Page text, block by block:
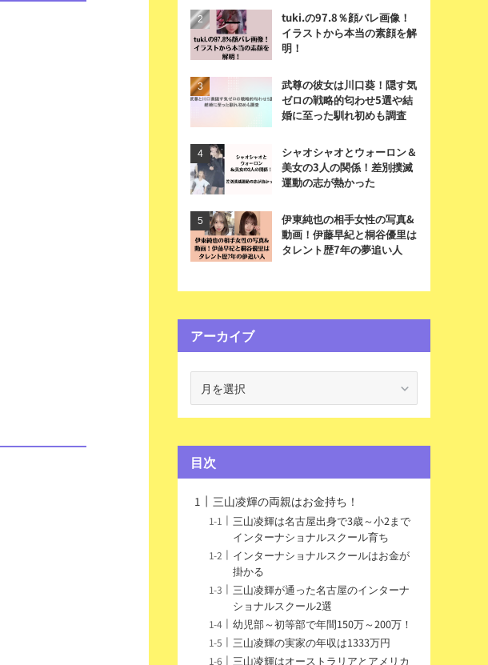
tuki.の97.8％顔バレ画像！
イラストから本当の素顔を解
明！
武尊の彼女は川口葵！隠す気
ゼロの戦略的匂わせ5選や結
婚に至った馴れ初めも調査
シャオシャオとウォーロン＆
美女の3人の関係！差別撲滅
運動の志が熱かった
伊東純也の相手女性の写真&
動画！伊藤早紀と桐谷優里は
タレント歴7年の夢追い人
アーカイブ
カ
ブ
目次
三山凌輝の両親はお金持ち！
三山凌輝は名古屋出身で3歳～小2まで
インターナショナルスクール育ち
インターナショナルスクールはお金が
掛かる
三山凌輝が通った名古屋のインターナ
ショナルスクール2選
幼児部～初等部で年間150万～200万！
三山凌輝の実家の年収は1333万円
三山凌輝はオーストラリアとアメリカ